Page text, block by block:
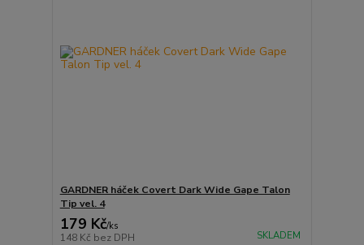
GARDNER háček Covert Dark Wide Gape Talon
Tip vel. 4
179 Kč/ks
148 Kč bez DPH SKLADEM